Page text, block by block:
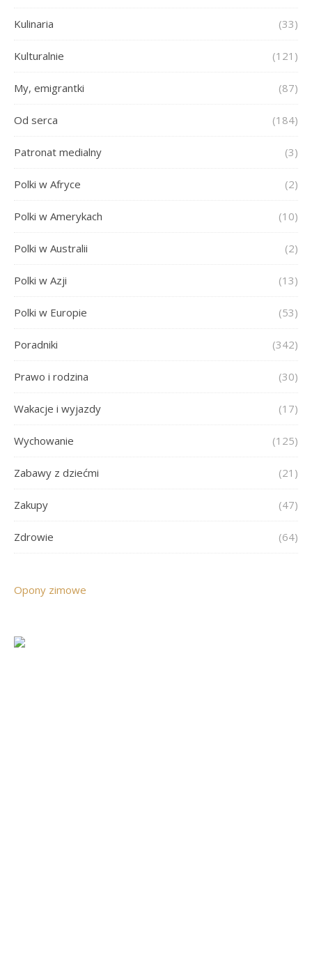
Kulinaria (33)
Kulturalnie (121)
My, emigrantki (87)
Od serca (184)
Patronat medialny (3)
Polki w Afryce (2)
Polki w Amerykach (10)
Polki w Australii (2)
Polki w Azji (13)
Polki w Europie (53)
Poradniki (342)
Prawo i rodzina (30)
Wakacje i wyjazdy (17)
Wychowanie (125)
Zabawy z dziećmi (21)
Zakupy (47)
Zdrowie (64)
Opony zimowe